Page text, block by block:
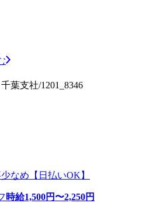
葉支社/1201_8346
なめ【日払いOK】
時給1,500円〜2,250円